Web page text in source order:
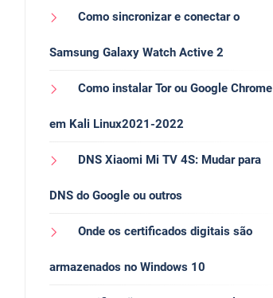
Como sincronizar e conectar o
Samsung Galaxy Watch Active 2
Como instalar Tor ou Google Chrome
em Kali Linux2021-2022
DNS Xiaomi Mi TV 4S: Mudar para
DNS do Google ou outros
Onde os certificados digitais são
armazenados no Windows 10